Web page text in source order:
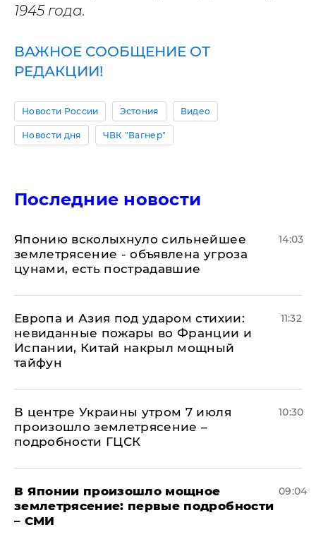
1945 года.
ВАЖНОЕ СООБЩЕНИЕ ОТ
РЕДАКЦИИ!
Новости России Эстония Видео
Новости дня ЧВК "Вагнер"
Последние новости
Японию всколыхнуло сильнейшее
землетрясение - объявлена угроза
цунами, есть пострадавшие
14:03
Европа и Азия под ударом стихии:
невиданные пожары во Франции и
Испании, Китай накрыл мощный
тайфун
11:32
В центре Украины утром 7 июля
произошло землетрясение –
подробности ГЦСК
10:30
В Японии произошло мощное
землетрясение: первые подробности
– СМИ
09:04